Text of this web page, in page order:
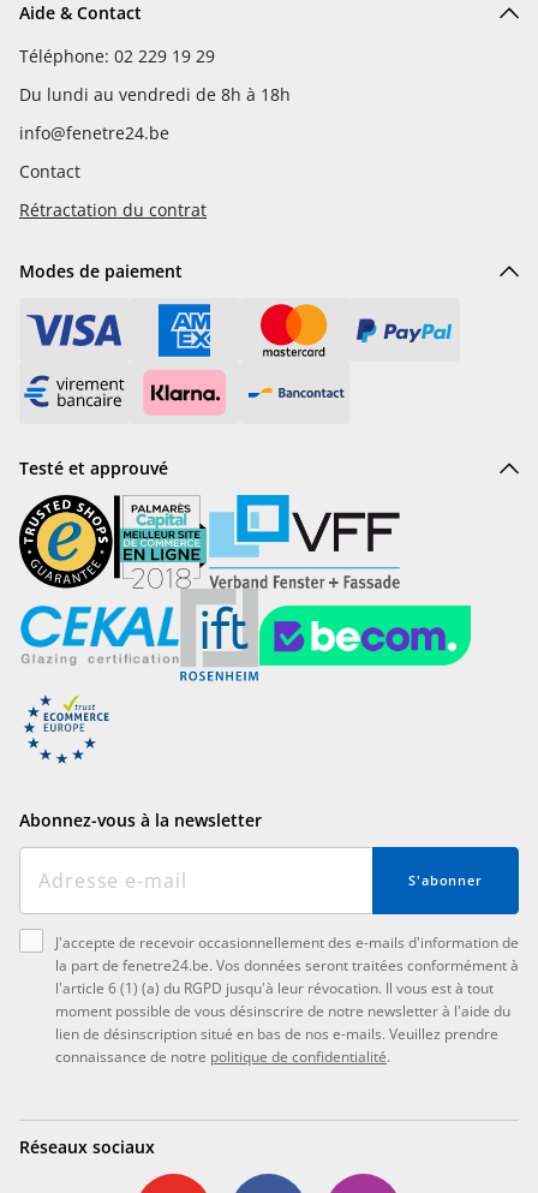
Aide & Contact
Téléphone: 02 229 19 29
Du lundi au vendredi de 8h à 18h
info@fenetre24.be
Contact
Rétractation du contrat
Modes de paiement
Testé et approuvé
Abonnez-vous à la newsletter
S'abonner
J'accepte de recevoir occasionnellement des e-mails d'information de
la part de fenetre24.be. Vos données seront traitées conformément à
l'article 6 (1) (a) du RGPD jusqu'à leur révocation. Il vous est à tout
moment possible de vous désinscrire de notre newsletter à l'aide du
lien de désinscription situé en bas de nos e-mails. Veuillez prendre
connaissance de notre politique de confidentialité.
Réseaux sociaux